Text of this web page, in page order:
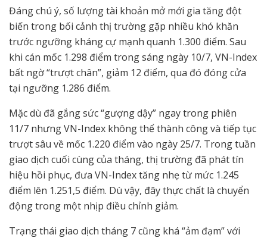
Đáng chú ý, số lượng tài khoản mở mới gia tăng đột
biến trong bối cảnh thị trường gặp nhiều khó khăn
trước ngưỡng kháng cự mạnh quanh 1.300 điểm. Sau
khi cán mốc 1.298 điểm trong sáng ngày 10/7, VN-Index
bất ngờ “trượt chân”, giảm 12 điểm, qua đó đóng cửa
tại ngưỡng 1.286 điểm.
Mặc dù đã gắng sức “gượng dậy” ngay trong phiên
11/7 nhưng VN-Index không thể thành công và tiếp tục
trượt sâu về mốc 1.220 điểm vào ngày 25/7. Trong tuần
giao dịch cuối cùng của tháng, thị trường đã phát tín
hiệu hồi phục, đưa VN-Index tăng nhẹ từ mức 1.245
điểm lên 1.251,5 điểm. Dù vậy, đây thực chất là chuyển
động trong một nhịp điều chỉnh giảm.
Trạng thái giao dịch tháng 7 cũng khá “ảm đạm” với